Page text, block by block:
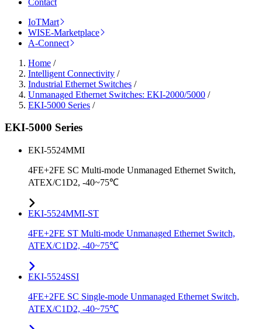
IoTMart
WISE-Marketplace
A-Connect
Home /
Intelligent Connectivity /
Industrial Ethernet Switches /
Unmanaged Ethernet Switches: EKI-2000/5000 /
EKI-5000 Series /
EKI-5000 Series
EKI-5524MMI
4FE+2FE SC Multi-mode Unmanaged Ethernet Switch,
ATEX/C1D2, -40~75℃
EKI-5524MMI-ST
4FE+2FE ST Multi-mode Unmanaged Ethernet Switch,
ATEX/C1D2, -40~75℃
EKI-5524SSI
4FE+2FE SC Single-mode Unmanaged Ethernet Switch,
ATEX/C1D2, -40~75℃